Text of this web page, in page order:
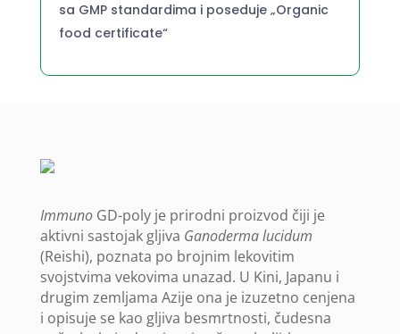
sa GMP standardima i poseduje „Organic
food certificate“
ImmunoGD-poly je prirodni proizvod čiji je
aktivni sastojak gljiva Ganoderma lucidum
(Reishi), poznata po brojnim lekovitim
svojstvima vekovima unazad. U Kini, Japanu i
drugim zemljama Azije ona je izuzetno cenjena
i opisuje se kao gljiva besmrtnosti, čudesna